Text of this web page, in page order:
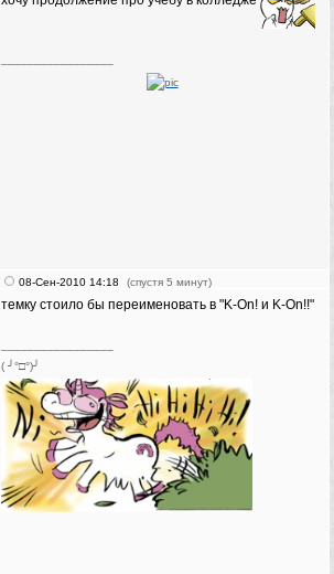
08-Сен-2010 14:18 (спустя 5 минут)
темку стоило бы переименовать в "K-On! и K-On!!"
( ╯°□°)╯